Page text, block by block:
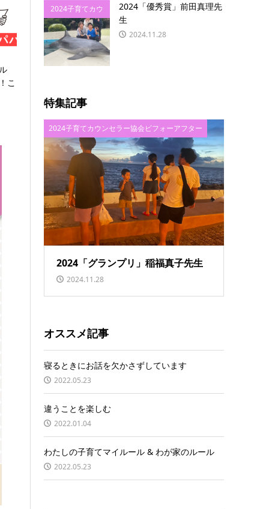
こ
2024子育てカウ
ンセラー協会ビ
フォーアフター
2024「優秀賞」前田真理先
生
2024.11.28
特集記事
2024子育てカウンセラー協会ビフォーアフター
2024「グランプリ」稲福真子先生
2024.11.28
オススメ記事
寝るときにお話を欠かさずしています
2022.05.23
違うことを楽しむ
2022.01.04
わたしの子育てマイルール & わが家のルール
2022.05.23